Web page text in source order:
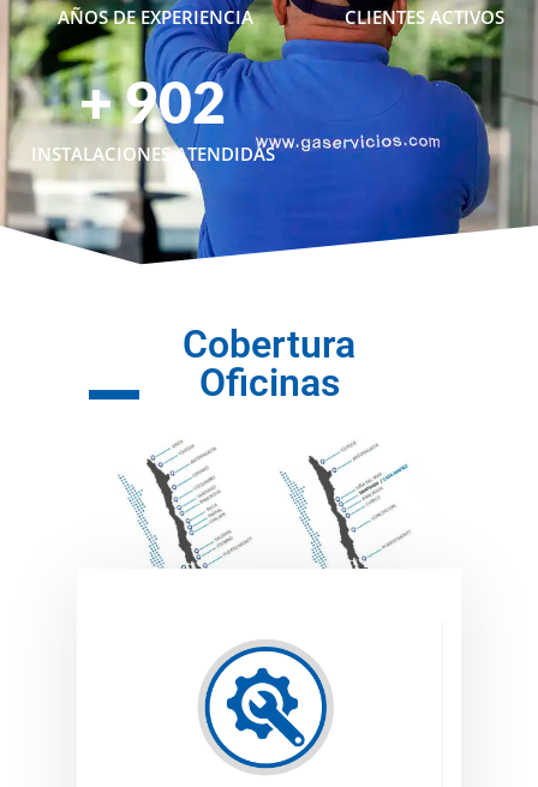
AÑOS DE EXPERIENCIA CLIENTES ACTIVOS
+941
INSTALACIONES ATENDIDAS
Cobertura
Oficinas